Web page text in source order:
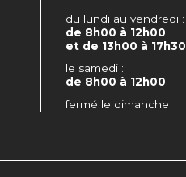
du lundi au vendredi :
de 8h00 à 12h00
et de 13h00 à 17h30
le samedi :
de 8h00 à 12h00
fermé le dimanche